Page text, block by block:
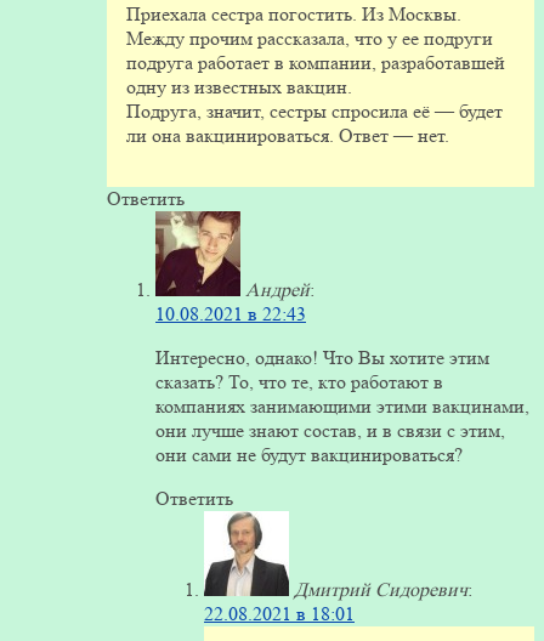
Приехала сестра погостить. Из Москвы.
Между прочим рассказала, что у ее подруги
подруга работает в компании, разработавшей
одну из известных вакцин.
Подруга, значит, сестры спросила её — будет
ли она вакцинироваться. Ответ — нет.
Ответить
Андрей:
10.08.2021 в 22:43
Интересно, однако! Что Вы хотите этим
сказать? То, что те, кто работают в
компаниях занимающими этими вакцинами,
они лучше знают состав, и в связи с этим,
они сами не будут вакцинироваться?
Ответить
Дмитрий Сидоревич:
22.08.2021 в 18:01